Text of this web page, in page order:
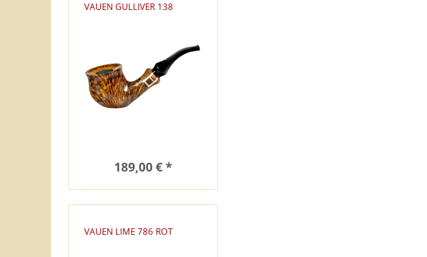
VAUEN GULLIVER 138
189,00 € *
VAUEN LIME 786 ROT